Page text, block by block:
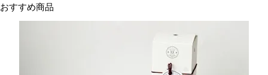
おすすめ商品